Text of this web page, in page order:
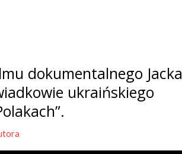
dokumentalnego Jacka
ukraińskiego